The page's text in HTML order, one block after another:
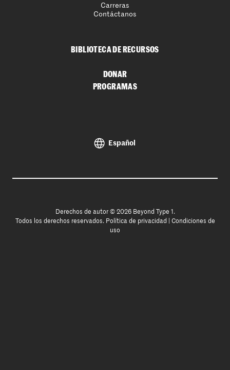
Carreras
Contáctanos
BIBLIOTECA DE RECURSOS
DONAR
PROGRAMAS
Español
Derechos de autor © 2026 Beyond Type 1.
Todos los derechos reservados. Política de privacidad
Condiciones de
uso